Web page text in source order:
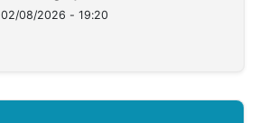
02/08/2026 - 19:20